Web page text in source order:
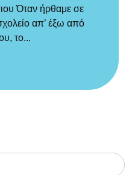
Όταν ήρθαμε σε
απ’ έξω από
το...